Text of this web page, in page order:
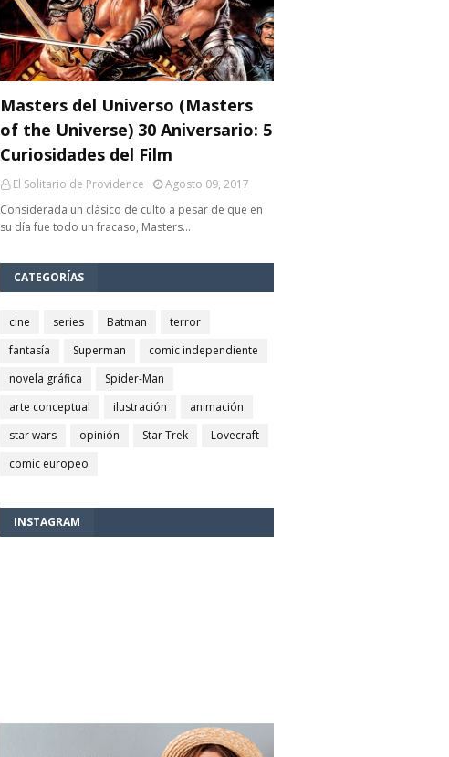
Masters del Universo (Masters
of the Universe) 30 Aniversario: 5
Curiosidades del Film
El Solitario de Providence
Agosto 09, 2017
Considerada un clásico de culto a pesar de que en
su día fue todo un fracaso, Masters…
CATEGORÍAS
cine series Batman
terror
fantasía
Superman
comic independiente
novela gráfica
Spider-Man
arte conceptual
ilustración
animación
star wars
opinión Star Trek
Lovecraft
comic europeo
INSTAGRAM